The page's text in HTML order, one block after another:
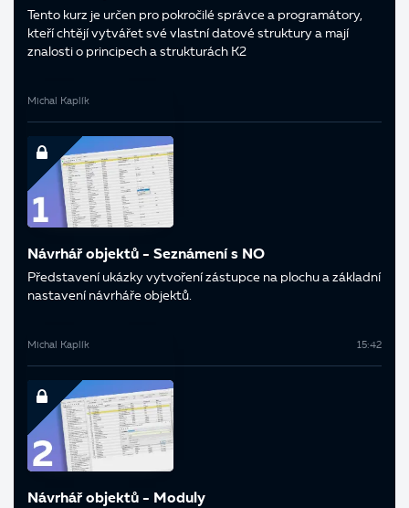
Tento kurz je určen pro pokročilé správce a programátory,
kteří chtějí vytvářet své vlastní datové struktury a mají
znalosti o principech a strukturách K2
Michal Kaplík
Návrhář objektů - Seznámení s NO
Představení ukázky vytvoření zástupce na plochu a základní
nastavení návrháře objektů.
Michal Kaplík 15:42
Návrhář objektů - Moduly